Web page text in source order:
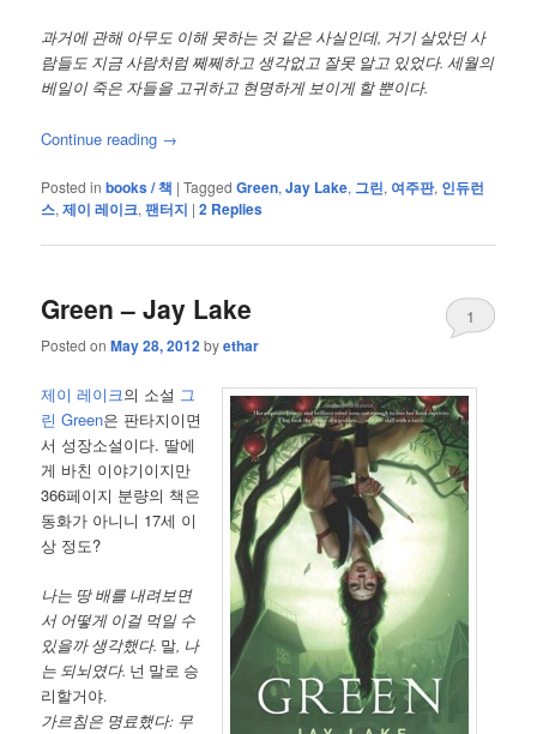
과거에 관해 아무도 이해 못하는 것 같은 사실인데, 거기 살았던 사
람들도 지금 사람처럼 쩨쩨하고 생각없고 잘못 알고 있었다. 세월의
베일이 죽은 자들을 고귀하고 현명하게 보이게 할 뿐이다.
Continue reading →
Posted in books / 책 |Tagged Green,Jay Lake, 그린, 여주판, 인듀런
스,제이 레이크,팬터지 |2 Replies
Green – Jay Lake
Posted onMay 28, 2012byethar
1
제이 레이크의 소설 그
린 Green은 판타지이면
서 성장소설이다. 딸에
게 바친 이야기이지만
366페이지 분량의 책은
동화가 아니니 17세 이
상 정도?
나는 땅 배를 내려보면
서 어떻게 이걸 먹일 수
있을까 생각했다. 말, 나
는 되뇌였다. 넌 말로 승
리할거야.
가르침은 명료했다: 무